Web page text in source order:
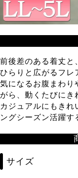
前後差のある着丈と
ひらりと広がるフレ
気になるお腹まわり
がら、動くたびにき
カジュアルにもきれ
ングシーズン活躍
サイズ